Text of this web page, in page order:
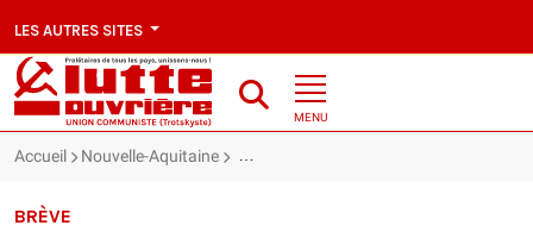
LES AUTRES SITES
MENU
Accueil Nouvelle-Aquitaine CHU de Limoges : Privé d’un Pet-Scan
BRÈVE